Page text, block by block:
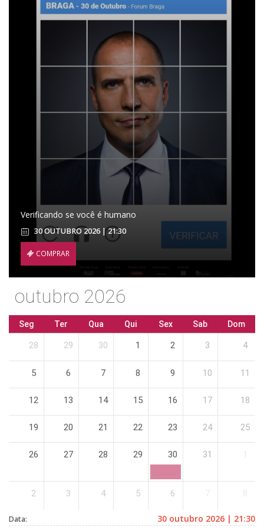
Verificando se você é humano
30 OUTUBRO 2026 | 21:30
COMPRAR
outubro 2026
Seg Ter Qua Qui Sex Sab Dom
28 29 30 1 2 3 4
5 6 7 8 9 10 11
12 13 14 15 16 17 18
19 20 21 22 23 24 25
26 27 28 29 30 31
2 3 4 5 6
Data: 30 outubro 2026 | 21:30